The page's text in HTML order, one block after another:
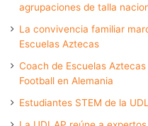
agrupaciones de talla
La convivencia familiar
Escuelas Aztecas
Coach de Escuelas
Football en Alemania
Estudiantes STEM de la